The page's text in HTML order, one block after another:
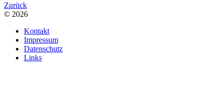
Zurück
© 2026
Kontakt
Impressum
Datenschutz
Links